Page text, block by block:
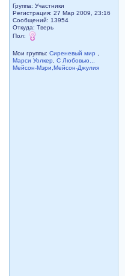
Группа: Участники
Регистрация: 27 Мар 2009, 23:16
Сообщений: 13954
Откуда: Тверь
Пол:
Мои группы:Сиреневый мир
Марси Уолкер
,С Любовью...
Мейсон-Мэри,Мейсон-Джулия